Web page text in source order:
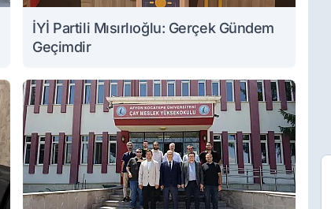
İYİ Partili Mısırlıoğlu: Gerçek Gündem
Geçimdir